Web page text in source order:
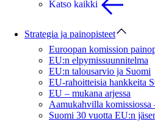
Katso kaikki
Strategia ja painopisteet
Euroopan komission
EU:n elpymissuunnitelma
EU:n talousarvio ja Suomi
EU-rahoitteisia hankkeita
EU – mukana arjessa
Aamukahvilla komissiossa
Suomi 30 vuotta EU:n